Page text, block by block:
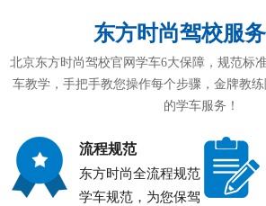
东方时尚驾校服
北京东方时尚驾校官网学车6大保障，规范标
车教学，手把手教您操作每个步骤，金牌教
的学车服务！
流程规范
东方时尚全流程规范
学车规范，为您保驾